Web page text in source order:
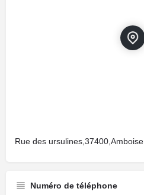
Rue des ursulines,37400,Amboise
Numéro de téléphone